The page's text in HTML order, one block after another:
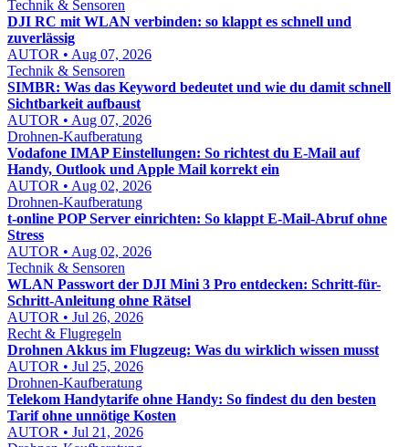
Technik & Sensoren
DJI RC mit WLAN verbinden: so klappt es schnell und
zuverlässig
AUTOR • Aug 07, 2026
Technik & Sensoren
SIMBR: Was das Keyword bedeutet und wie du damit schnell
Sichtbarkeit aufbaust
AUTOR • Aug 07, 2026
Drohnen-Kaufberatung
Vodafone IMAP Einstellungen: So richtest du E-Mail auf
Handy, Outlook und Apple Mail korrekt ein
AUTOR • Aug 02, 2026
Drohnen-Kaufberatung
t-online POP Server einrichten: So klappt E-Mail-Abruf ohne
Stress
AUTOR • Aug 02, 2026
Technik & Sensoren
WLAN Passwort der DJI Mini 3 Pro entdecken: Schritt-für-
Schritt-Anleitung ohne Rätsel
AUTOR • Jul 26, 2026
Recht & Flugregeln
Drohnen Akkus im Flugzeug: Was du wirklich wissen musst
AUTOR • Jul 25, 2026
Drohnen-Kaufberatung
Telekom Handytarife ohne Handy: So findest du den besten
Tarif ohne unnötige Kosten
AUTOR • Jul 21, 2026